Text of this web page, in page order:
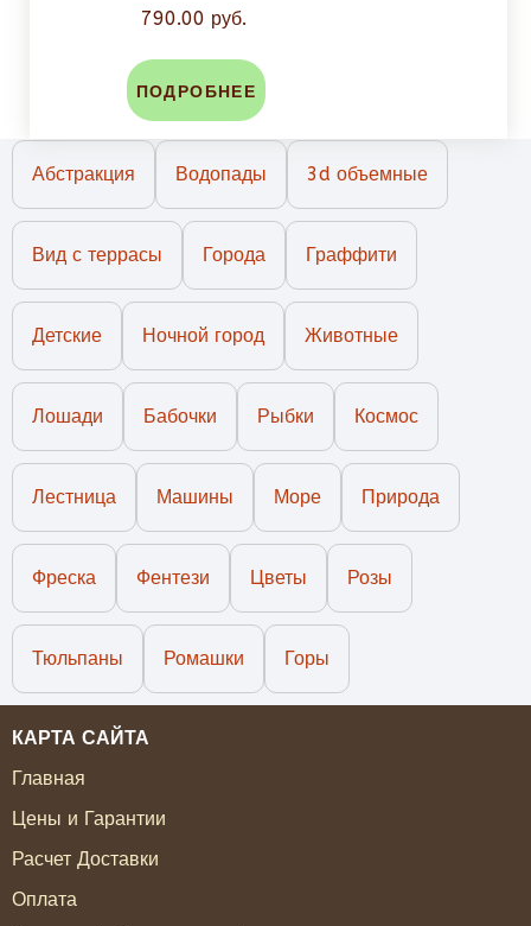
790.00 руб.
ПОДРОБНЕЕ
Абстракция Водопады 3d объемные
Вид с террасы Города Граффити
Детские Ночной город Животные
Лошади Бабочки Рыбки Космос
Лестница Машины Море Природа
Фреска Фентези Цветы Розы
Тюльпаны Ромашки Горы
КАРТА САЙТА
Главная
Цены и Гарантии
Расчет Доставки
Оплата